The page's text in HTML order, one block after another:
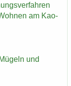
am Kao­
und